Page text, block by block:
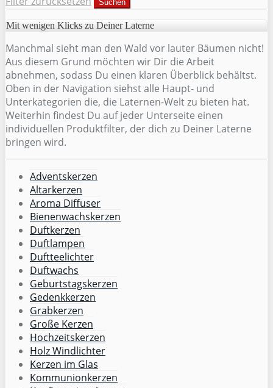
Suchen
Mit wenigen Klicks zu Deiner Laterne
Manchmal sieht man den Wald vor lauter Bäumen nicht!
Aus diesem Grund möchten wir Dir die Arbeit
abnehmen, sodass Du einen klaren Überblick behältst.
Oben in der Navigation siehst alle Haupt- und
Unterkategorien die, die Laternen-Welt zu bieten hat.
Weiterhin findest Du auf jeder Unterseite einen
individuellen Produktfilter, der dich zu Deiner Laterne
bringen wird.
Adventskerzen
Altarkerzen
Aroma Diffuser
Bienenwachskerzen
Duftkerzen
Duftlampen
Duftteelichter
Duftwachs
Geburtstagskerzen
Gedenkkerzen
Grabkerzen
Große Kerzen
Hochzeitskerzen
Holz Windlichter
Kerzen im Glas
Kommunionkerzen